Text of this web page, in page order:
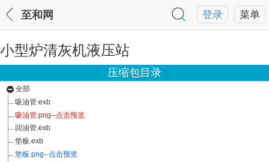
菜单
登录
至和网
小型炉清灰机液压站
压缩包目录
全部
吸油管.exb
吸油管.png--点击预览
回油管.exb
垫板.exb
垫板.png--点击预览